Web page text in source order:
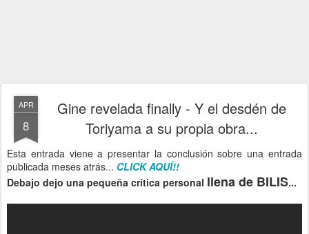
APR
8
Gine revelada finally - Y el desdén de
Toriyama a su propia obra...
Esta entrada viene a presentar la conclusión sobre una entrada
publicada meses atrás... CLICK AQUÍ!!
Debajo dejo una pequeña crítica personal llena de BILIS...